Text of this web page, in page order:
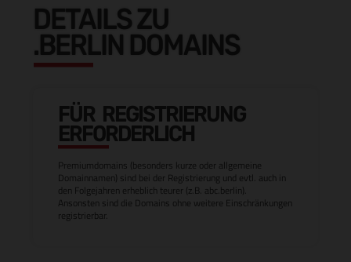
DETAILS ZU
.BERLIN DOMAINS
FÜR REGISTRIERUNG
ERFORDERLICH
Premiumdomains (besonders kurze oder allgemeine
Domainnamen) sind bei der Registrierung und evtl. auch in
den Folgejahren erheblich teurer (z.B. abc.berlin).
Ansonsten sind die Domains ohne weitere Einschränkungen
registrierbar.